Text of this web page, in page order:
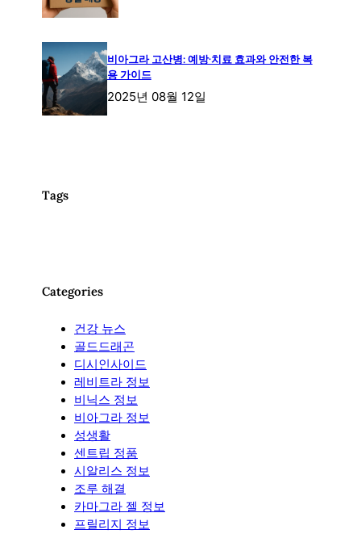
비아그라 고산병: 예방·치료 효과와 안전한 복
용 가이드
2025년 08월 12일
Tags
Categories
건강 뉴스
골드드래곤
디시인사이드
레비트라 정보
비닉스 정보
비아그라 정보
성생활
센트립 정품
시알리스 정보
조루 해결
카마그라 젤 정보
프릴리지 정보